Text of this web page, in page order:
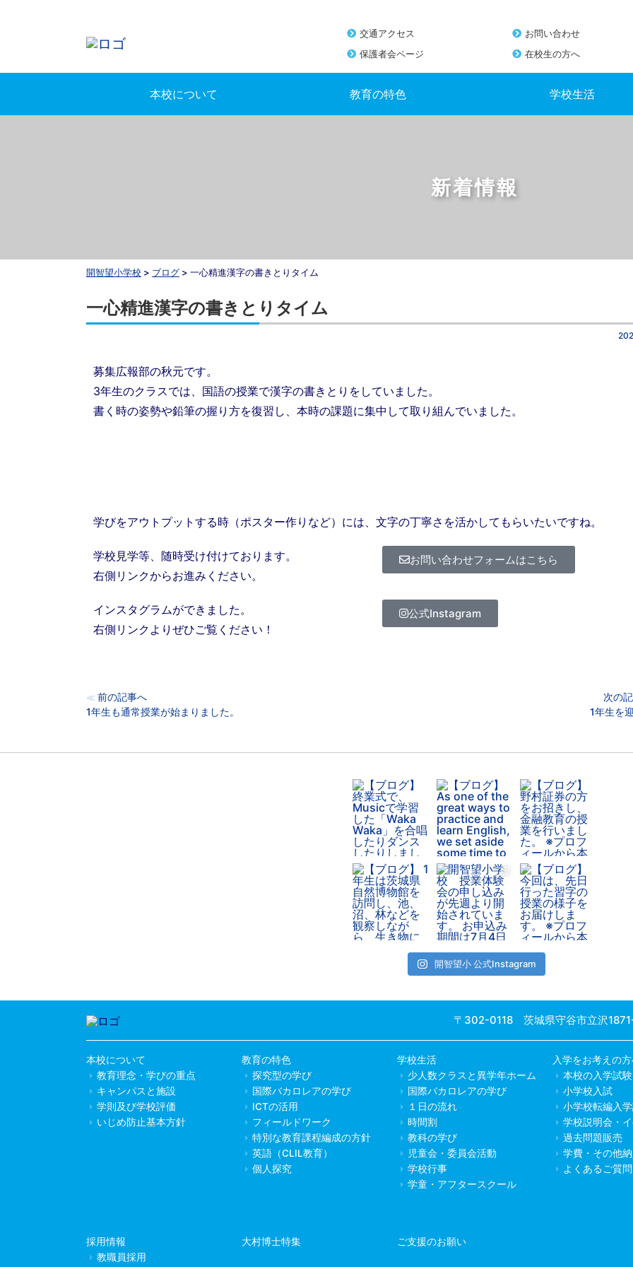
交通アクセス お問い合わせ
保護者会ページ
在校生の方へ
本校について 教育の特色 学校生活
新着情報
開智望小学校 > ブログ > 一心精進漢字の書きとりタイム
一心精進漢字の書きとりタイム
募集広報部の秋元です。
3年生のクラスでは、国語の授業で漢字の書きとりをしていました。
書く時の姿勢や鉛筆の握り方を復習し、本時の課題に集中して取り組んでいました。
学びをアウトプットする時（ポスター作りなど）には、文字の丁寧さを活かしてもらいたいですね。
学校見学等、随時受け付けております。
右側リンクからお進みください。
お問い合わせフォームはこちら
インスタグラムができました。
右側リンクよりぜひご覧ください！
公式Instagram
≪ 前の記事へ
1年生も通常授業が始まりました。
次の
1年生を
開智望小 公式Instagram
〒302-0118 茨城県守谷市立沢
本校について
教育理念・学びの重点
キャンパスと施設
学則及び学校評価
いじめ防止基本方針
教育の特色
探究型の学び
国際バカロレアの学び
ICTの活用
フィールドワーク
特別な教育課程編成の方針
英語（CLIL教育）
個人探究
学校生活
少人数クラスと異学年ホーム
国際バカロレアの学び
１日の流れ
時間割
教科の学び
児童会・委員会活動
学校行事
学童・アフタースクール
入学をお考えの
本校の入学試
小学校入試
小学校転編入
学校説明会・
過去問題販売
学費・その他
よくあるご質問
採用情報
教職員採用
大村博士特集 ご支援のお願い